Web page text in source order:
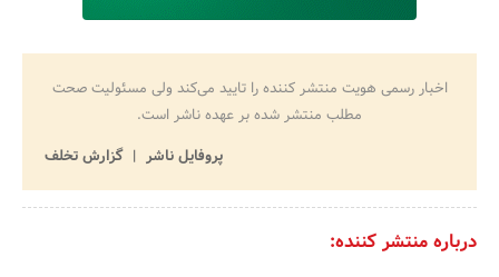
اخبار رسمی هویت منتشر کننده را تایید می‌کند ولی مسئولیت صحت
مطلب منتشر شده بر عهده ناشر است.
پروفایل ناشر
گزارش تخلف
درباره منتشر کننده: